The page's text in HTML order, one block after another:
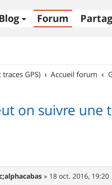
Forum
traces GPS)
Accueil forum
on suivre une
» 18 oct. 2016, 19:20